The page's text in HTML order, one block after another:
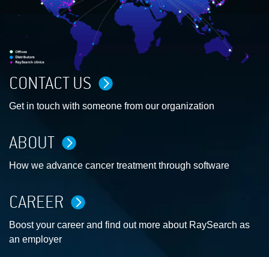
CONTACT US
Get in touch with someone from our organization
ABOUT
How we advance cancer treatment through software
CAREER
Boost your career and find out more about RaySearch as
an employer